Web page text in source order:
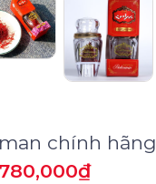
chính hãng
₫